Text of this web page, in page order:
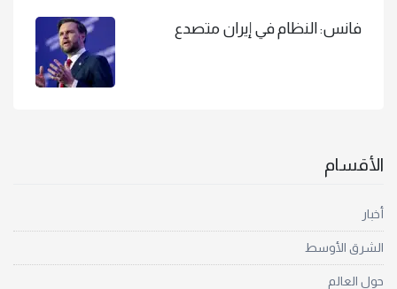
فانس: النظام في إيران متصدع
الأقسام
أخبار
الشرق الأوسط
حول العالم